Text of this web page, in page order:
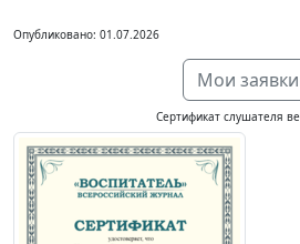
Опубликовано: 01.07.2026
Мои заявки
Сертификат слушателя